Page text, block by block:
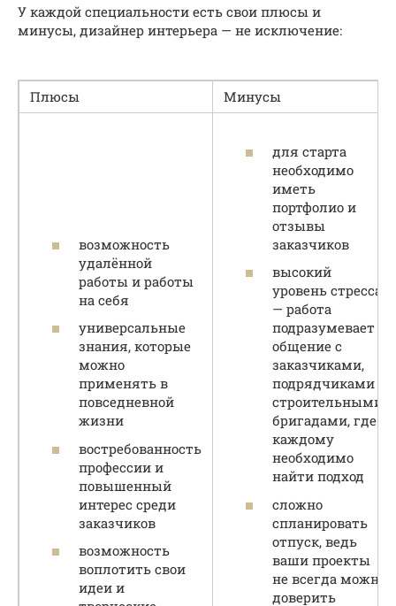
У каждой специальности есть свои плюсы и
минусы, дизайнер интерьера — не исключение:
Плюсы Минусы
возможность
удалённой
работы и работы
на себя
универсальные
знания, которые
можно
применять в
повседневной
жизни
востребованность
профессии и
повышенный
интерес среди
заказчиков
возможность
воплотить свои
идеи и
для старта
необходимо
иметь
портфолио и
отзывы
заказчиков
высокий
уровень стресса
— работа
подразумевает
общение с
заказчиками,
подрядчиками и
строительными
бригадами, где к
каждому
необходимо
найти подход
сложно
спланировать
отпуск, ведь
ваши проекты
не всегда можно
доверить